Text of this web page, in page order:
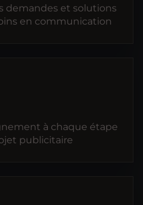
demandes et solutions
en communication
à chaque étape
publicitaire